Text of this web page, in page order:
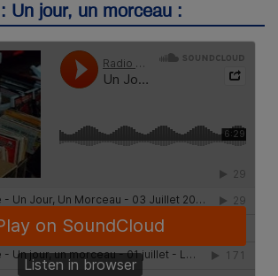
Un jour, un morceau :